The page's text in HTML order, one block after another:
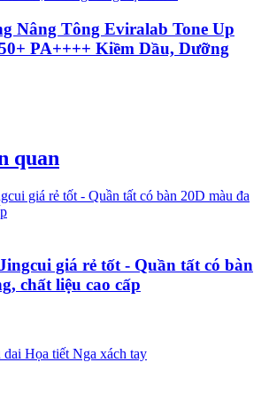
Nâng Tông Eviralab Tone Up
PA++++ Kiềm Dầu, Dưỡng
quan
giá rẻ tốt - Quần tất có bàn
chất liệu cao cấp